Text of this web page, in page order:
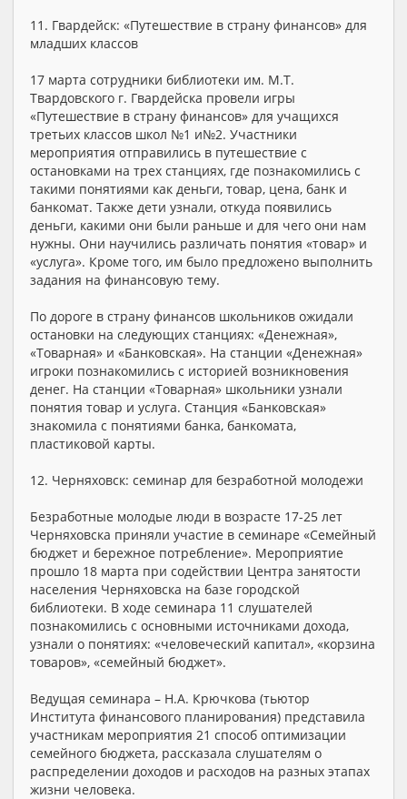
11. Гвардейск: «Путешествие в страну финансов» для
младших классов
17 марта сотрудники библиотеки им. М.Т.
Твардовского г. Гвардейска провели игры
«Путешествие в страну финансов» для учащихся
третьих классов школ №1 и№2. Участники
мероприятия отправились в путешествие с
остановками на трех станциях, где познакомились с
такими понятиями как деньги, товар, цена, банк и
банкомат. Также дети узнали, откуда появились
деньги, какими они были раньше и для чего они нам
нужны. Они научились различать понятия «товар» и
«услуга». Кроме того, им было предложено выполнить
задания на финансовую тему.
По дороге в страну финансов школьников ожидали
остановки на следующих станциях: «Денежная»,
«Товарная» и «Банковская». На станции «Денежная»
игроки познакомились с историей возникновения
денег. На станции «Товарная» школьники узнали
понятия товар и услуга. Станция «Банковская»
знакомила с понятиями банка, банкомата,
пластиковой карты.
12. Черняховск: семинар для безработной молодежи
Безработные молодые люди в возрасте 17-25 лет
Черняховска приняли участие в семинаре «Семейный
бюджет и бережное потребление». Мероприятие
прошло 18 марта при содействии Центра занятости
населения Черняховска на базе городской
библиотеки. В ходе семинара 11 слушателей
познакомились с основными источниками дохода,
узнали о понятиях: «человеческий капитал», «корзина
товаров», «семейный бюджет».
Ведущая семинара – Н.А. Крючкова (тьютор
Института финансового планирования) представила
участникам мероприятия 21 способ оптимизации
семейного бюджета, рассказала слушателям о
распределении доходов и расходов на разных этапах
жизни человека.